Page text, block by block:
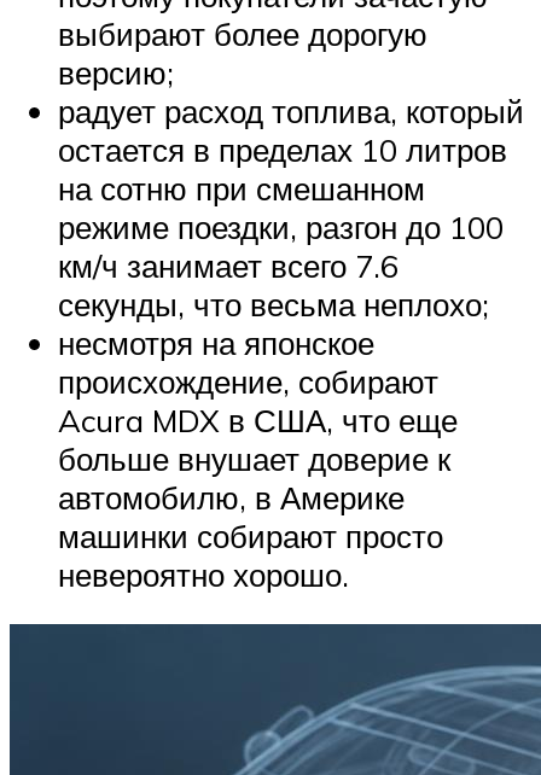
выбирают более дорогую
версию;
радует расход топлива, который
остается в пределах 10 литров
на сотню при смешанном
режиме поездки, разгон до 100
км/ч занимает всего 7.6
секунды, что весьма неплохо;
несмотря на японское
происхождение, собирают
Acura MDX в США, что еще
больше внушает доверие к
автомобилю, в Америке
машинки собирают просто
невероятно хорошо.